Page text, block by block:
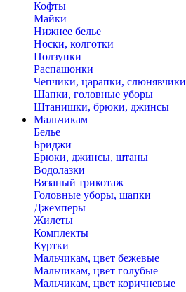
Кофты
Майки
Нижнее белье
Носки, колготки
Ползунки
Распашонки
Чепчики, царапки, слюнявчики
Шапки, головные уборы
Штанишки, брюки, джинсы
Мальчикам
Белье
Бриджи
Брюки, джинсы, штаны
Водолазки
Вязаный трикотаж
Головные уборы, шапки
Джемперы
Жилеты
Комплекты
Куртки
Мальчикам, цвет бежевые
Мальчикам, цвет голубые
Мальчикам, цвет коричневые